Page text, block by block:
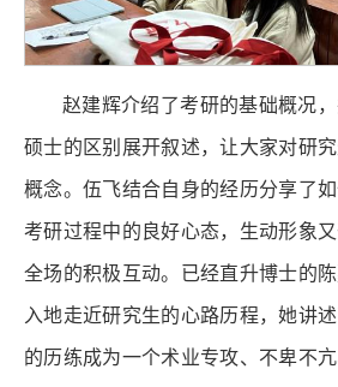
赵建辉介绍了考研的基础概况
硕士的区别展开叙述，让大家对研
概念。伍飞结合自身的经历分享了
考研过程中的良好心态，生动形象
全场的积极互动。已经直升博士的
入地走近研究生的心路历程，她讲
的历练成为一个术业专攻、不卑不